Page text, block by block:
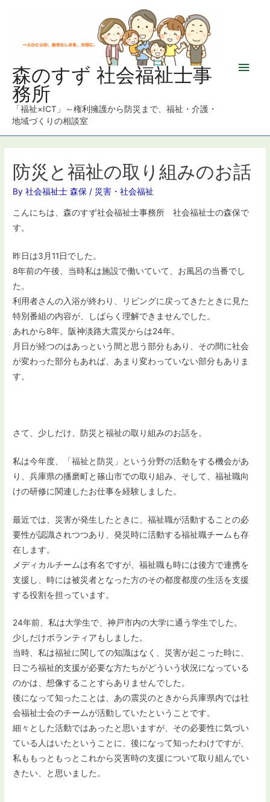
森のすず 社会福祉士事
務所
「福祉×ICT」～権利擁護から防災まで、福祉・介護・
地域づくりの相談室
メ
ニ
ー
防災と福祉の取り組みのお話
By社会福祉士 森保 / 災害 ・社会福祉
こんにちは、森のすず社会福祉士事務所 社会福祉士の森保で
す。
昨日は3月11日でした。
8年前の午後、当時私は施設で働いていて、お風呂の当番でし
た。
利用者さんの入浴が終わり、リビングに戻ってきたときに見た
特別番組の内容が、しばらく理解できませんでした。
あれから8年。阪神淡路大震災からは24年。
月日が経つのはあっという間と思う部分もあり、その間に社会
が変わった部分もあれば、あまり変わっていない部分もありま
す。
さて、少しだけ、防災と福祉の取り組みのお話を。
私は今年度、「福祉と防災」という分野の活動をする機会があ
り、兵庫県の播磨町と篠山市での取り組み、そして、福祉職向
けの研修に関連したお仕事を経験しました。
最近では、災害が発生したときに、福祉職が活動することの必
要性が認識されつつあり、発災時に活動する福祉職チームも存
在します。
メディカルチームは有名ですが、福祉職も時には後方で連携を
支援し、時には被災者となった方のその都度都度の生活を支援
する役割を担っています。
24年前、私は大学生で、神戸市内の大学に通う学生でした。
少しだけボランティアもしました。
当時、私は福祉に関しての知識はなく、災害が起こった時に、
日ごろ福祉的支援が必要な方たちがどういう状況になっている
のかは、想像することすらありませんでした。
後になって知ったことは、あの震災のときから兵庫県内では社
会福祉士会のチームが活動していたということです。
細々とした活動ではあったと思いますが、その必要性に気づい
ている人はいたということに、後になって知ったわけですが、
私ももっともっとこれから災害時の支援について取り組んでい
きたい、と思いました。